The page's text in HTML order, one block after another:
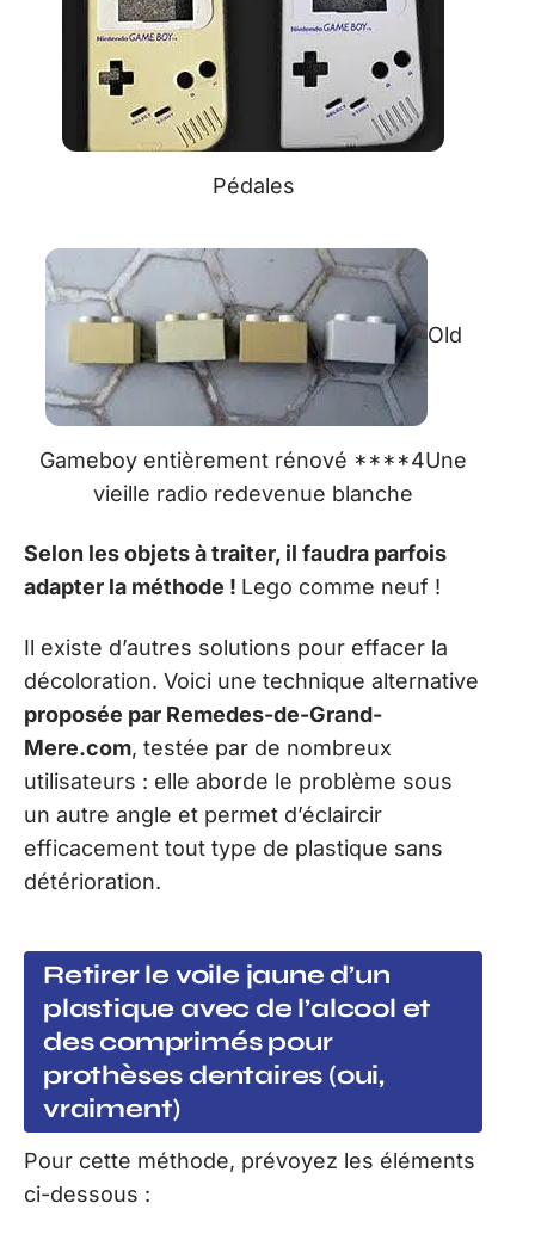
Pédales
Old
Gameboy entièrement rénové ****4Une
vieille radio redevenue blanche
Selon les objets à traiter, il faudra parfois
adapter la méthode ! Lego comme neuf !
Il existe d’autres solutions pour effacer la
décoloration. Voici une technique alternative
proposée par Remedes-de-Grand-
Mere.com, testée par de nombreux
utilisateurs : elle aborde le problème sous
un autre angle et permet d’éclaircir
efficacement tout type de plastique sans
détérioration.
Retirer le voile jaune d’un
plastique avec de l’alcool et
des comprimés pour
prothèses dentaires (oui,
vraiment)
Pour cette méthode, prévoyez les éléments
ci-dessous :